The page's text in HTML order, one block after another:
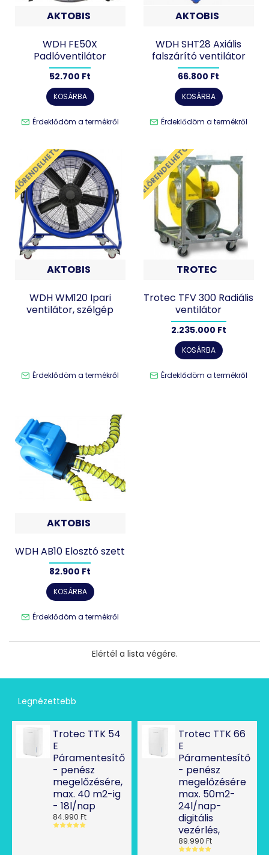
AKTOBIS
WDH FE50X
Padlóventilátor
52.700 Ft
KOSÁRBA
Érdeklődöm a termékről
AKTOBIS
WDH SHT28 Axiális
falszárító ventilátor
66.800 Ft
KOSÁRBA
Érdeklődöm a termékről
ELŐRENDELHETŐ
AKTOBIS
WDH WM120 Ipari
ventilátor, szélgép
Érdeklődöm a termékről
ELŐRENDELHETŐ
TROTEC
Trotec TFV 300 Radiális
ventilátor
2.235.000 Ft
KOSÁRBA
Érdeklődöm a termékről
AKTOBIS
WDH AB10 Elosztó szett
82.900 Ft
KOSÁRBA
Érdeklődöm a termékről
Elértél a lista végére.
Legnézettebb
Trotec TTK 54
E
Páramentesítő
- penész
megelőzésére,
max. 40 m2-ig
- 18l/nap
84.990 Ft
Trotec TTK 66
E
Páramentesítő
- penész
megelőzésére
max. 50m2-
24l/nap-
digitális
vezérlés,
89.990 Ft